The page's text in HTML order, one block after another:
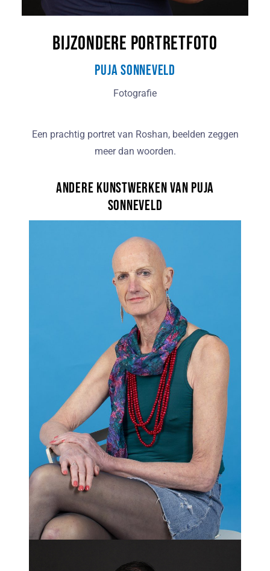
Bijzondere Portretfoto
Puja Sonneveld
Fotografie
Een prachtig portret van Roshan, beelden zeggen
meer dan woorden.
Andere kunstwerken van Puja
Sonneveld